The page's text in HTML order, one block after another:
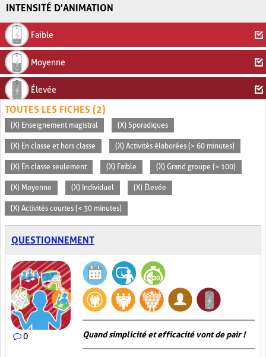
INTENSITÉ D'ANIMATION
Faible
Moyenne
Élevée
TOUTES LES FICHES (2)
(X) Enseignement magistral (X) Sporadiques
(X) En classe et hors classe (X) Activités élaborées (> 60 minutes)
(X) En classe seulement (X) Faible (X) Grand groupe (> 100)
(X) Moyenne (X) Individuel (X) Élevée
(X) Activités courtes (< 30 minutes)
QUESTIONNEMENT
0 Quand simplicité et efficacité vont de pair !